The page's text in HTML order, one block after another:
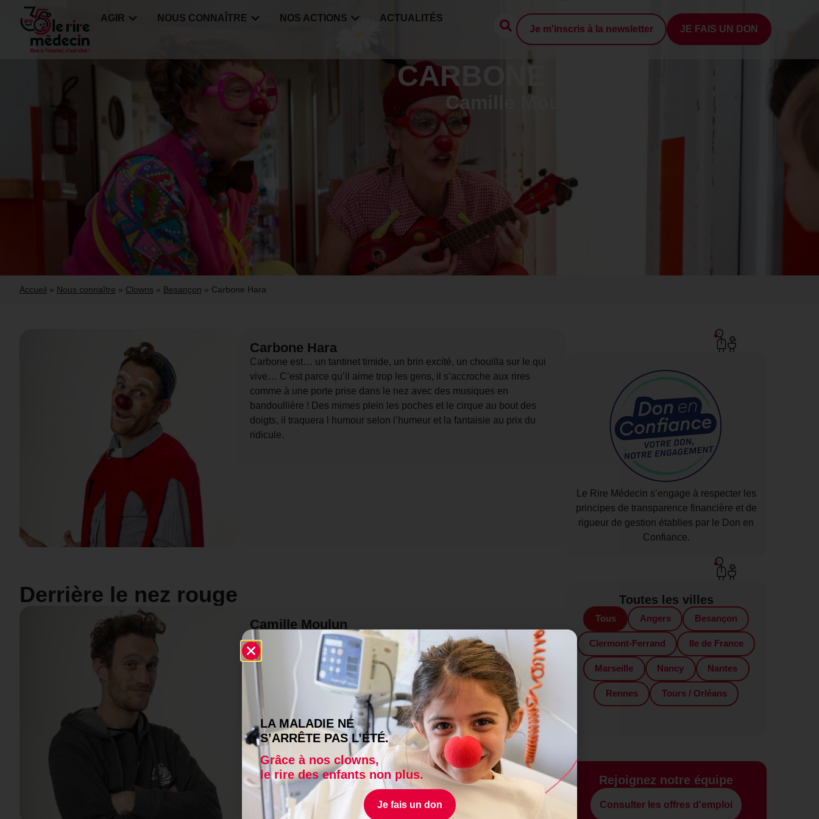
AGIR NOUS CONNAÎTRE NOS ACTIONS
ACTUALITÉS
Je m'inscris à la newsletter
JE FAIS UN DON
CARBONE HARA
Camille Moulun
Accueil » Nous connaître » Clowns » Besançon » Carbone Hara
Carbone Hara
Carbone est… un tantinet timide, un brin excité, un chouilla sur le qui
vive… C’est parce qu’il aime trop les gens, il s’accroche aux rires
comme à une porte prise dans le nez avec des musiques en
bandoullière ! Des mimes plein les poches et le cirque au bout des
doigts, il traquera l humour selon l’humeur et la fantaisie au prix du
ridicule.
Derrière le nez rouge
Camille Moulun
Camille Moulun interprète Carbone Hara. Il est clown au Rire Médecin
depuis 2022.
Le Rire Médecin s’engage à respecter les
principes de transparence financière et de
rigueur de gestion établies par le Don en
Confiance.
Toutes les villes
Tous Angers Besançon
Clermont-Ferrand Ile de France
Marseille Nancy Nantes
Rennes Tours / Orléans
Rejoignez notre équipe
Consulter les offres d'emploi
LA MALADIE NE
S’ARRÊTE PAS L’ÉTÉ.
Grâce à nos clowns,
le rire des enfants non plus.
Je fais un don